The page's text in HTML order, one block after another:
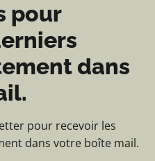
pour
dans
pour recevoir les
dans votre boîte mail.